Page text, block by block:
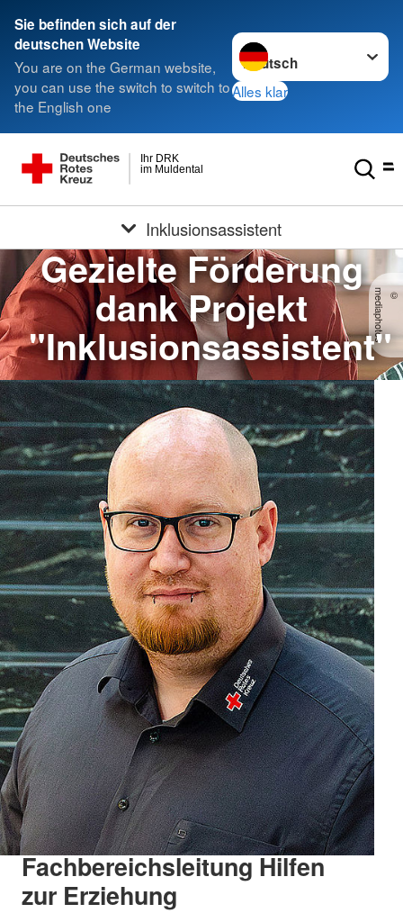
Sie befinden sich auf der
deutschen Website
You are on the German website,
you can use the switch to switch to
the English one
Sprache wechseln zu
Alles klar
im Muldental
Ihr DRK
Inklusionsassistent
©
m
e
d
ia
p
h
o
t
o
s
Gezielte Förderung
dank Projekt
"Inklusionsassistent"
Fachbereichsleitung Hilfen
zur Erziehung